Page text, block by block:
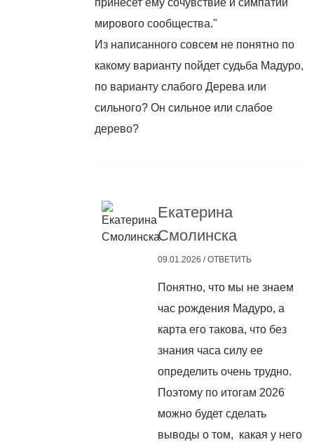
принесет ему сочувствие и симпатии
мирового сообщества."
Из написанного совсем не понятно по
какому варианту пойдет судьба Мадуро,
по варианту слабого Дерева или
сильного? Он сильное или слабое
дерево?
Екатерина
Смолинска
09.01.2026 /ОТВЕТИТЬ
Понятно, что мы не знаем
час рождения Мадуро, а
карта его такова, что без
знания часа силу ее
определить очень трудно.
Поэтому по итогам 2026
можно будет сделать
выводы о том, какая у него